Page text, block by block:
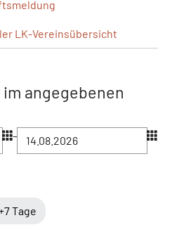
LK-Vereinsübersicht
angegebenen
–
Tage